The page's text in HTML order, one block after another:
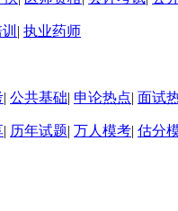
| 执业药师
| 公共基础| 申论热点| 面试
| 历年试题| 万人模考| 估分